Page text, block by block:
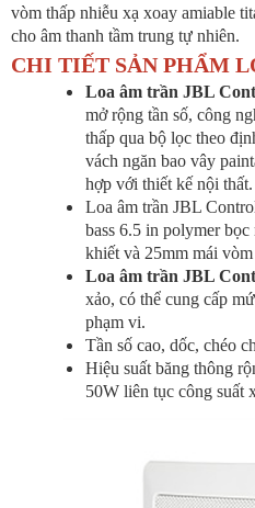
vòm thấp nhiễu xạ xoay amiable
cho âm thanh tầm trung tự nhiên.
CHI TIẾT SẢN PHẨM
Loa âm trần JBL
mở rộng tần số, công
thấp qua bộ lọc theo
vách ngăn bao vây
hợp với thiết kế nội thất.
Loa âm trần JBL
bass 6.5 in polymer
khiết và 25mm mái
Loa âm trần JBL
xảo, có thể cung cấp
phạm vi.
Tần số cao, dốc, chéo
Hiệu suất băng thông
50W liên tục công suất